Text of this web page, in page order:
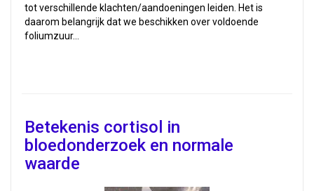
tot verschillende klachten/aandoeningen leiden. Het is
daarom belangrijk dat we beschikken over voldoende
foliumzuur…
Betekenis cortisol in
bloedonderzoek en normale
waarde